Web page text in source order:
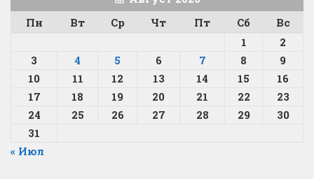
Пн
Вт Ср Чт Пт Сб
Вс
1
2
3
4 5 6 7 8
9
10
11 12 13 14 15
16
17
18 19 20 21 22
23
24
25 26 27 28 29
30
31
« Июл